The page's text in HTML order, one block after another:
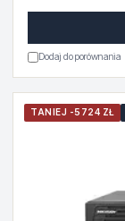
Dodaj do porównania
TANIEJ -5724 ZŁ